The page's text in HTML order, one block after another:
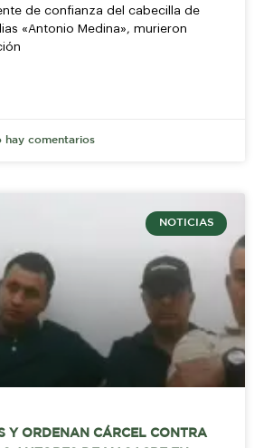
de confianza del cabecilla de
«Antonio Medina», murieron
hay comentarios
NOTICIAS
Y ORDENAN CÁRCEL CONTRA